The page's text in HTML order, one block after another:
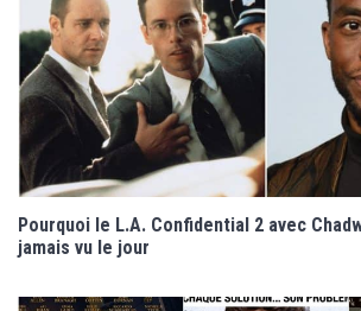
Pourquoi le L.A. Confidential 2 avec
jamais vu le jour